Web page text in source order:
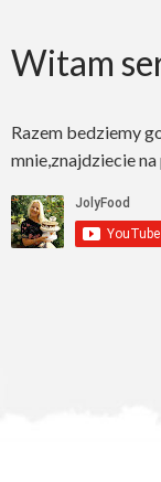
Witam
Razem bedziemy
mnie,znajdziecie